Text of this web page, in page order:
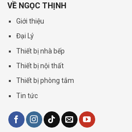
VỀ NGỌC THỊNH
Giới thiệu
Đại Lý
Thiết bị nhà bếp
Thiết bị nội thất
Thiết bị phòng tắm
Tin tức